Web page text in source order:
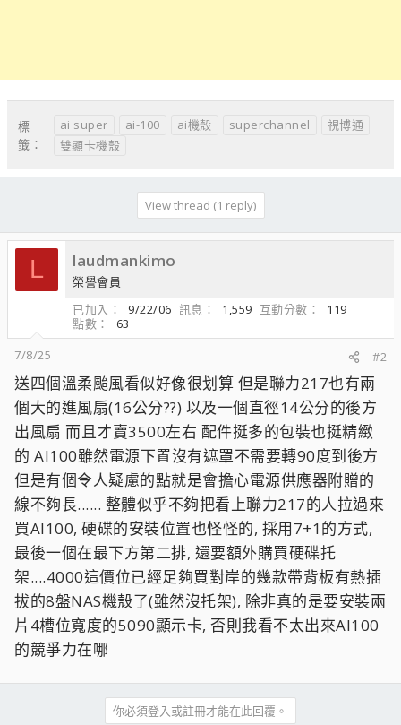
標
籤：
ai super ai-100 ai機殼 superchannel
視博通
雙顯卡機殼
View thread (1 reply)
L laudmankimo
榮譽會員
已加入
9/22/06 訊息 1,559 互動分數
119
點數
63
7/8/25
#2
送四個溫柔颱風看似好像很划算 但是聯力217也有兩
個大的進風扇(16公分??) 以及一個直徑14公分的後方
出風扇 而且才賣3500左右 配件挺多的包裝也挺精緻
的 AI100雖然電源下置沒有遮罩不需要轉90度到後方
但是有個令人疑慮的點就是會擔心電源供應器附贈的
線不夠長...... 整體似乎不夠把看上聯力217的人拉過來
買AI100, 硬碟的安裝位置也怪怪的, 採用7+1的方式,
最後一個在最下方第二排, 還要額外購買硬碟托
架....4000這價位已經足夠買對岸的幾款帶背板有熱插
拔的8盤NAS機殼了(雖然沒托架), 除非真的是要安裝兩
片4槽位寬度的5090顯示卡, 否則我看不太出來AI100
的競爭力在哪
你必須登入或註冊才能在此回覆。